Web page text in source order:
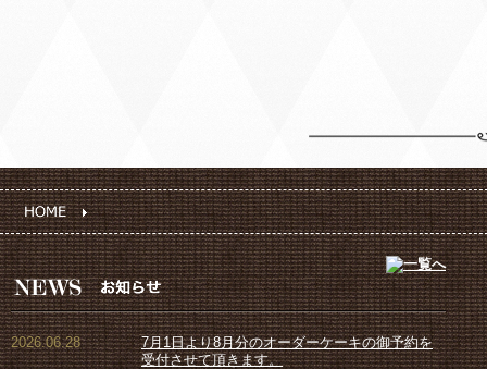
2026.06.28
7月1日より8月分のオーダーケーキの御予約を
受付させて頂きます。